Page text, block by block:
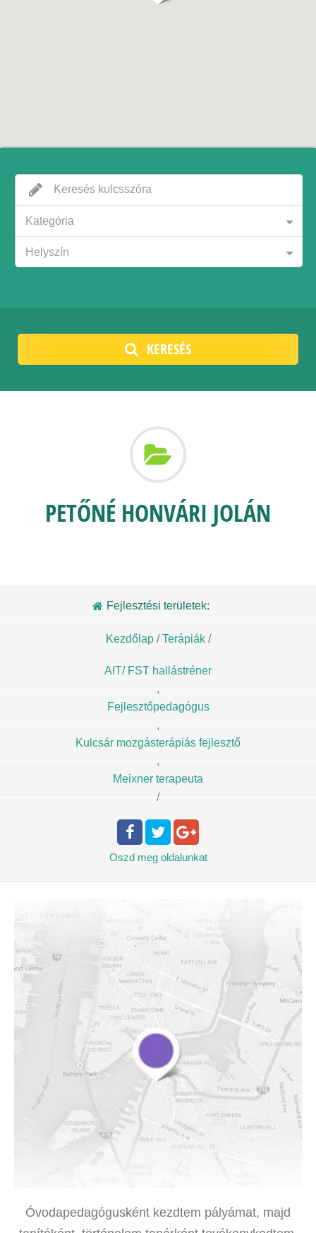
Kategória
Helyszín
KERESÉS
PETŐNÉ HONVÁRI JOLÁN
Fejlesztési területek:
Kezdőlap / Terápiák /
AIT/ FST hallástréner
,
Fejlesztőpedagógus
,
Kulcsár mozgásterápiás fejlesztő
,
Meixner terapeuta
/
Oszd meg oldalunkat
Óvodapedagógusként kezdtem pályámat, majd